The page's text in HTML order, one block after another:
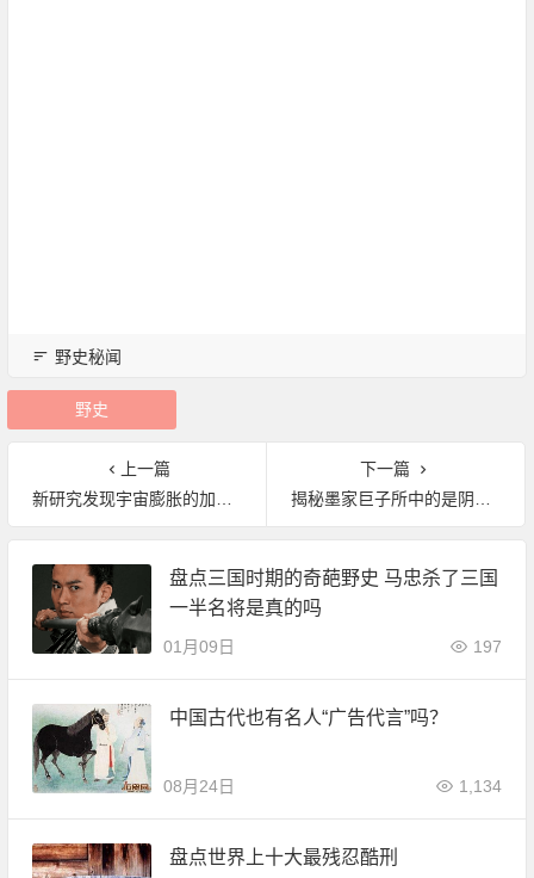
野史秘闻
野史
上一篇
新研究发现宇宙膨胀的加速可能并没有之前教科书上暗示的那么快|宇宙
下一篇
揭秘墨家巨子所中的是阴阳家的什么咒术|野史秘闻
盘点三国时期的奇葩野史 马忠杀了三国
一半名将是真的吗
01月09日 197
中国古代也有名人“广告代言”吗？
08月24日 1,134
盘点世界上十大最残忍酷刑